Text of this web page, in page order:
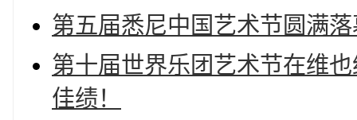
第五届悉尼中国艺术节圆满
第十届世界乐团艺术节在维
佳绩！